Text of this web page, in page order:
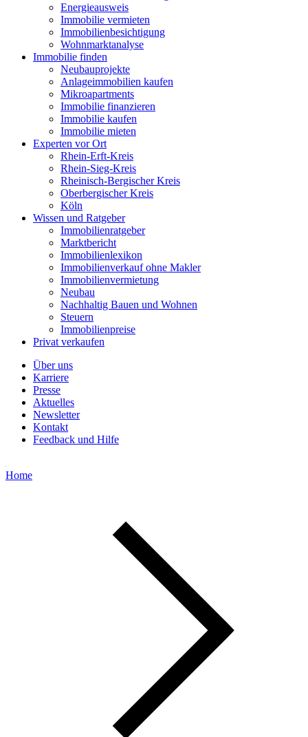
Energieausweis
Immobilie vermieten
Immobilienbesichtigung
Wohnmarktanalyse
Immobilie finden
Neubauprojekte
Anlageimmobilien kaufen
Mikroapartments
Immobilie finanzieren
Immobilie kaufen
Immobilie mieten
Experten vor Ort
Rhein-Erft-Kreis
Rhein-Sieg-Kreis
Rheinisch-Bergischer Kreis
Oberbergischer Kreis
Köln
Wissen und Ratgeber
Immobilienratgeber
Marktbericht
Immobilienlexikon
Immobilienverkauf ohne Makler
Immobilienvermietung
Neubau
Nachhaltig Bauen und Wohnen
Steuern
Immobilienpreise
Privat verkaufen
Über uns
Karriere
Presse
Aktuelles
Newsletter
Kontakt
Feedback und Hilfe
Home